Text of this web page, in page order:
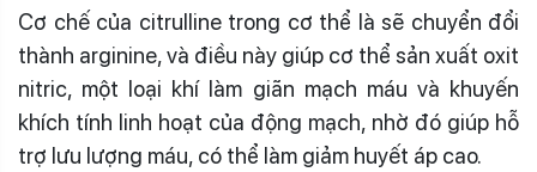
Cơ chế của citrulline trong cơ thể là sẽ chuyển đổi
thành arginine, và điều này giúp cơ thể sản xuất oxit
nitric, một loại khí làm giãn mạch máu và khuyến
khích tính linh hoạt của động mạch, nhờ đó giúp hỗ
trợ lưu lượng máu, có thể làm giảm huyết áp cao.